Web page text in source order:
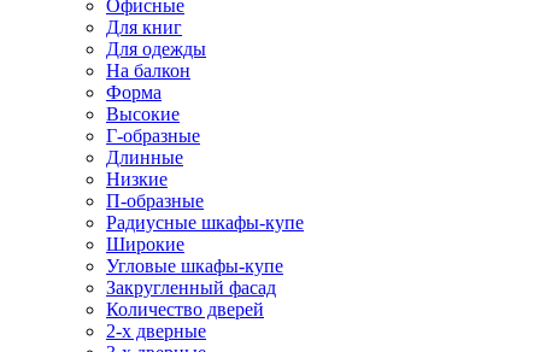
Офисные
Для книг
Для одежды
На балкон
Форма
Высокие
Г-образные
Длинные
Низкие
П-образные
Радиусные шкафы-купе
Широкие
Угловые шкафы-купе
Закругленный фасад
Количество дверей
2-х дверные